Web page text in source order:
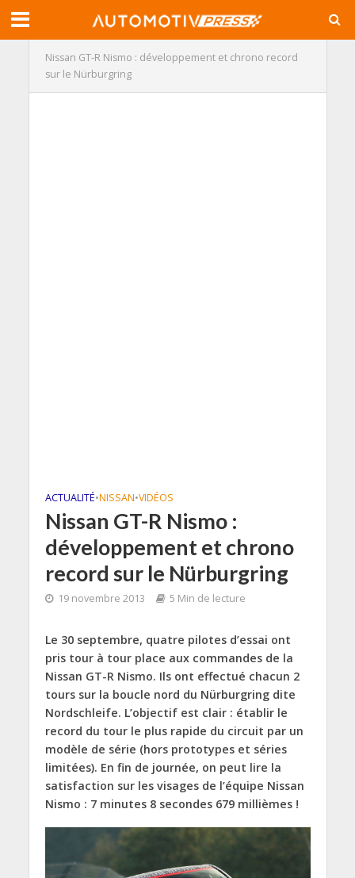
Nissan GT-R Nismo : développement et chrono record
sur le Nürburgring
ACTUALITÉ•NISSAN•VIDÉOS
Nissan GT-R Nismo :
développement et chrono
record sur le Nürburgring
19 novembre 2013 5 Min de lecture
Le 30 septembre, quatre pilotes d’essai ont
pris tour à tour place aux commandes de la
Nissan GT-R Nismo. Ils ont effectué chacun 2
tours sur la boucle nord du Nürburgring dite
Nordschleife. L’objectif est clair : établir le
record du tour le plus rapide du circuit par un
modèle de série (hors prototypes et séries
limitées). En fin de journée, on peut lire la
satisfaction sur les visages de l’équipe Nissan
Nismo : 7 minutes 8 secondes 679 millièmes !